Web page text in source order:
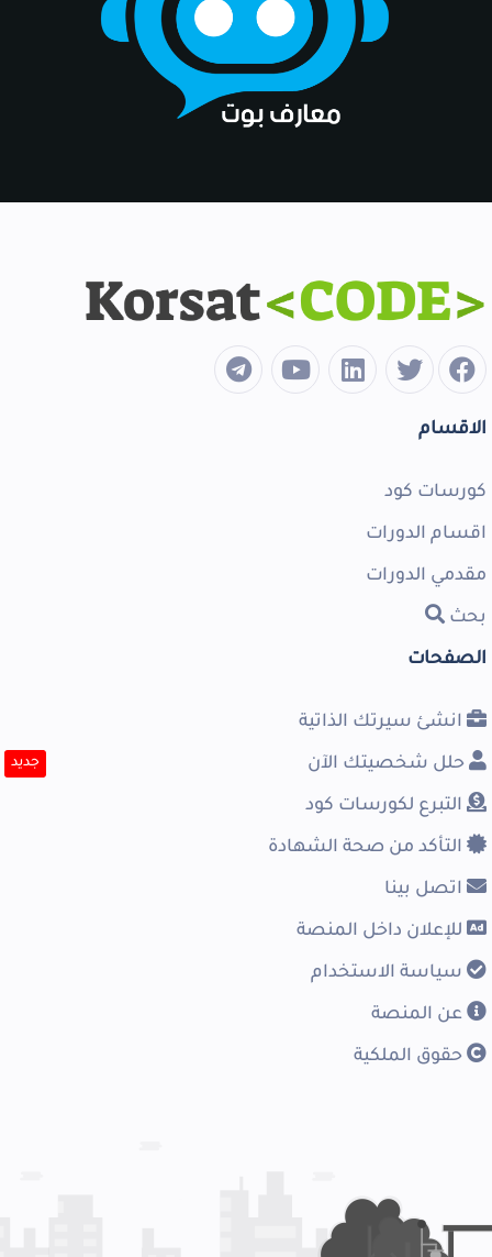
الاقسام
كورسات كود
اقسام الدورات
مقدمي الدورات
بحث
الصفحات
انشئ سيرتك الذاتية
حلل شخصيتك الآن جديد
التبرع لكورسات كود
التأكد من صحة الشهادة
اتصل بينا
للإعلان داخل المنصة
سياسة الاستخدام
عن المنصة
حقوق الملكية